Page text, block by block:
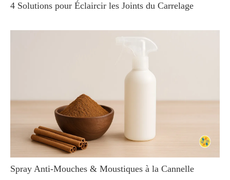
4 Solutions pour Éclaircir les Joints du Carrelage
Spray Anti-Mouches & Moustiques à la Cannelle